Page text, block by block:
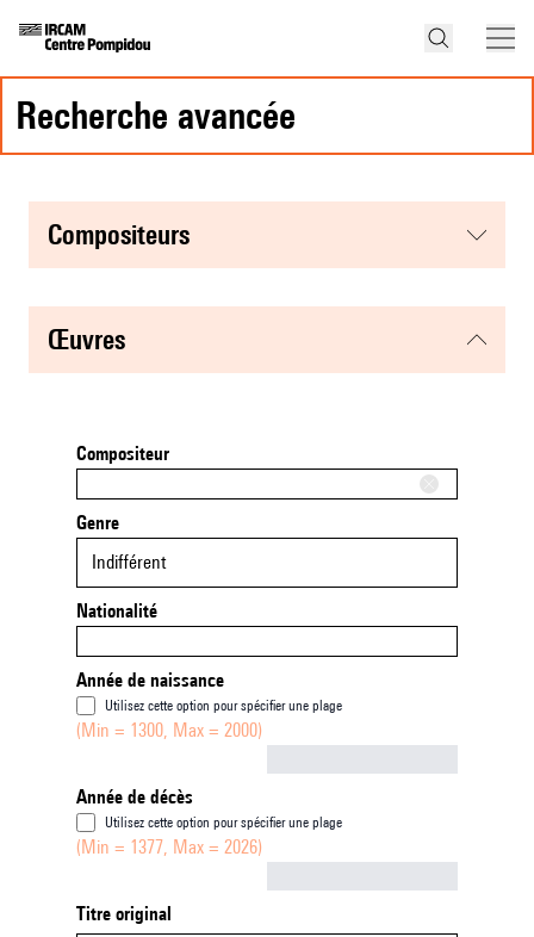
recherche avancée
compositeurs
œuvres
Compositeur
Genre
Indifférent
Nationalité
Année de naissance
Utilisez cette option pour spécifier une plage
(Min = 1300, Max = 2000)
Année de décès
Utilisez cette option pour spécifier une plage
(Min = 1377, Max = 2026)
Titre original